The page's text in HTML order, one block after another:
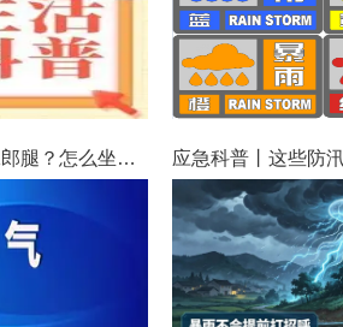
为什么不建议跷二郎腿？怎么坐更健康？ 应急科普丨这些防